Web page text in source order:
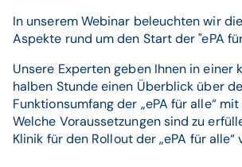
In unserem Webinar beleuchten wir
Aspekte rund um den Start der "ePA
Unsere Experten geben Ihnen in einer
halben Stunde einen Überblick über
Funktionsumfang der „ePA für alle“ mit
Welche Voraussetzungen sind zu
Klinik für den Rollout der „ePA für